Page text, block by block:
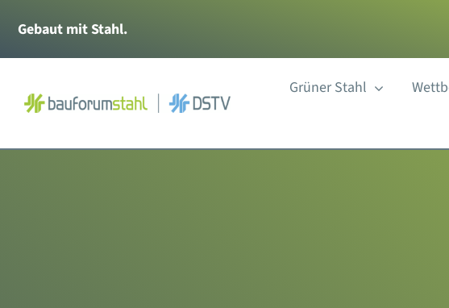
Inhalt
springen
Gebaut mit Stahl.
Grüner Stahl